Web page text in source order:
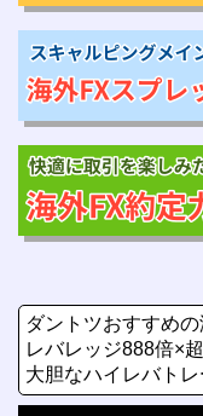
ダントツおすすめの
レバレッジ888倍×
大胆なハイレバトレ